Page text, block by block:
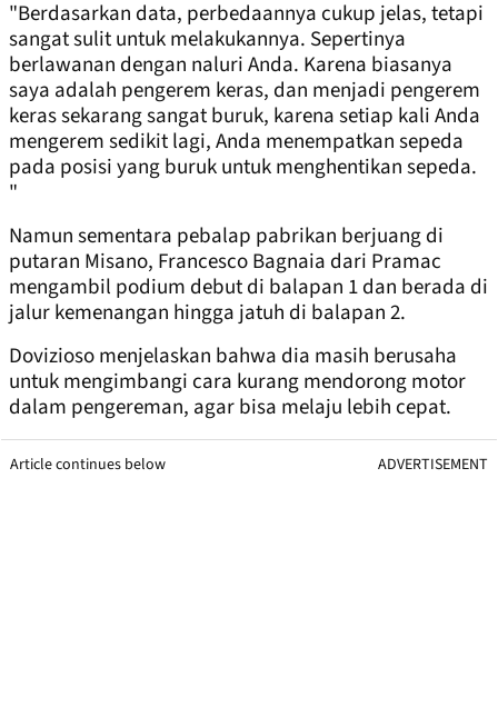
"Berdasarkan data, perbedaannya cukup jelas, tetapi
sangat sulit untuk melakukannya. Sepertinya
berlawanan dengan naluri Anda. Karena biasanya
saya adalah pengerem keras, dan menjadi pengerem
keras sekarang sangat buruk, karena setiap kali Anda
mengerem sedikit lagi, Anda menempatkan sepeda
pada posisi yang buruk untuk menghentikan sepeda.
"
Namun sementara pebalap pabrikan berjuang di
putaran Misano, Francesco Bagnaia dari Pramac
mengambil podium debut di balapan 1 dan berada di
jalur kemenangan hingga jatuh di balapan 2.
Dovizioso menjelaskan bahwa dia masih berusaha
untuk mengimbangi cara kurang mendorong motor
dalam pengereman, agar bisa melaju lebih cepat.
Article continues below ADVERTISEMENT